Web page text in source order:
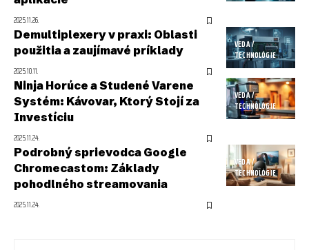
2025.11.26.
VEDA /
TECHNOLÓGIE
Demultiplexery v praxi: Oblasti
použitia a zaujímavé príklady
2025.10.11.
VEDA /
TECHNOLÓGIE
Ninja Horúce a Studené Varene
Systém: Kávovar, Ktorý Stojí za
Investíciu
2025.11.24.
VEDA /
TECHNOLÓGIE
Podrobný sprievodca Google
Chromecastom: Základy
pohodlného streamovania
2025.11.24.